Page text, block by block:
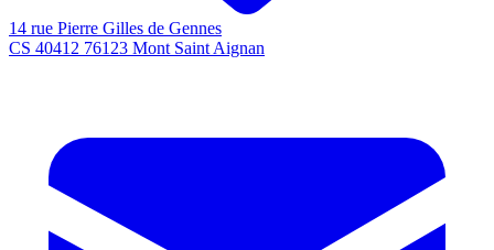
14 rue Pierre Gilles de Gennes
CS 40412 76123 Mont Saint Aignan